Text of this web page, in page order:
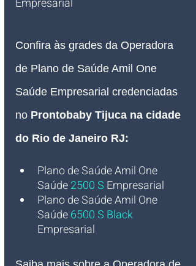
Empresarial
Confira às grades da Operadora
de Plano de Saúde Amil One
Saúde Empresarial credenciadas
no Prontobaby Tijuca na cidade
do Rio de Janeiro RJ:
Plano de Saúde Amil One
Saúde2500 S Empresarial
Plano de Saúde Amil One
Saúde 6500 S Black
Empresarial